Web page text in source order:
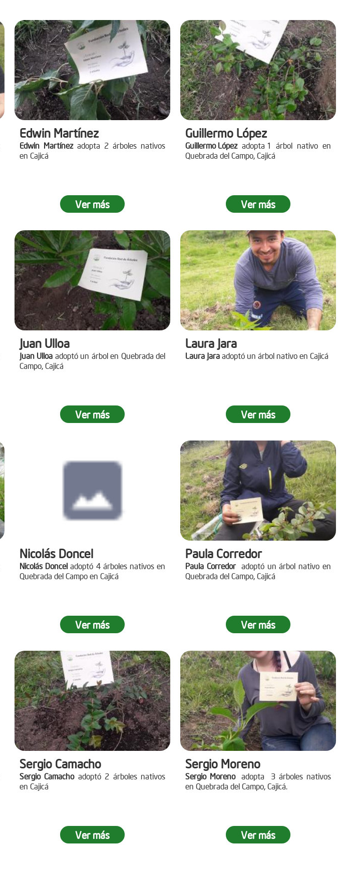
Edwin Martínez
Edwin Martínez adopta 2 árboles nativos
en Cajicá
Ver más
Guillermo López
Guillermo López adopta 1 árbol nativo en
Quebrada del Campo, Cajicá
Ver más
Juan Ulloa
Juan Ulloa adoptó un árbol en Quebrada del
Campo, Cajicá
Ver más
Laura Jara
Laura Jara adoptó un árbol nativo en Cajicá
Ver más
Nicolás Doncel
Nicolás Donceladoptó 4 árboles nativos en
Quebrada del Campo en Cajicá
Ver más
Paula Corredor
Paula Corredor adoptó un árbol nativo en
Quebrada del Campo, Cajicá
Ver más
Sergio Camacho
Sergio Camachoadoptó 2 árboles nativos
en Cajicá
Ver más
Sergio Moreno
Sergio Morenoadopta 3 árboles nativos
en Quebrada del Campo, Cajicá.
Ver más